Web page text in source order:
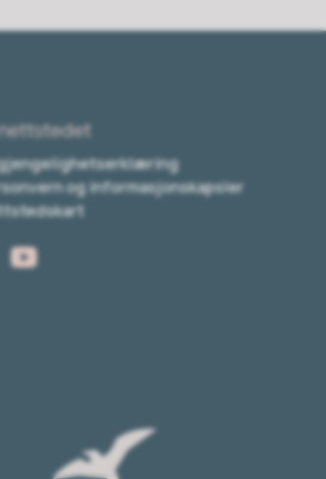
og informasjonskapsler